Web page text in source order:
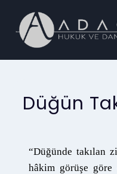
Düğün
“Düğünde takılan
hâkim görüşe göre